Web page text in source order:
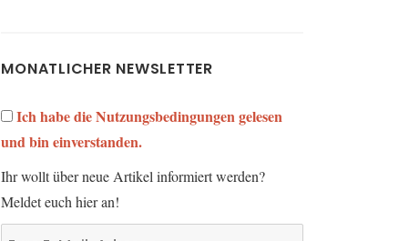
MONATLICHER NEWSLETTER
Ich habe die Nutzungsbedingungen gelesen
und bin einverstanden.
Ihr wollt über neue Artikel informiert werden?
Meldet euch hier an!